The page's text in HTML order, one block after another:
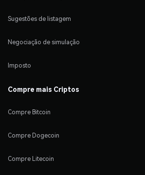
Sugestões de listagem
Negociação de simulação
Imposto
Compre mais Criptos
Compre Bitcoin
Compre Dogecoin
Compre Litecoin